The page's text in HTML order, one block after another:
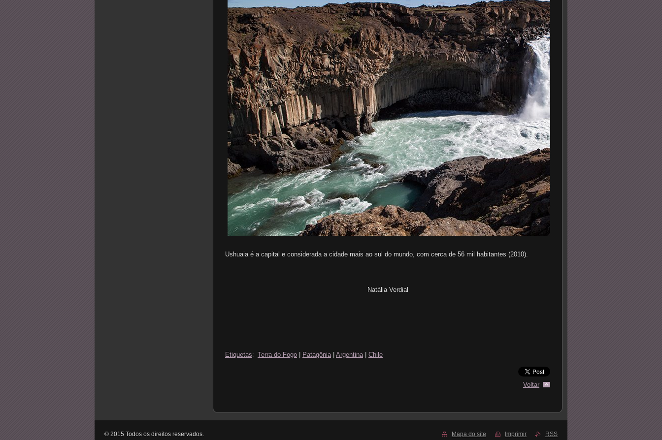
Ushuaia é a capital e considerada a cidade mais ao sul do mundo, com cerca de 56 mil habitantes (2010).
Natália Verdial
Etiquetas: Terra do Fogo Patagônia Argentina Chile
Voltar
Mapa do site Imprimir RSS
© 2015 Todos os direitos reservados.